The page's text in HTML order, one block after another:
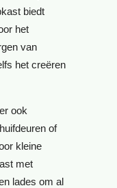
biedt
het
van
het creëren
ook
of
kleine
met
lades om al